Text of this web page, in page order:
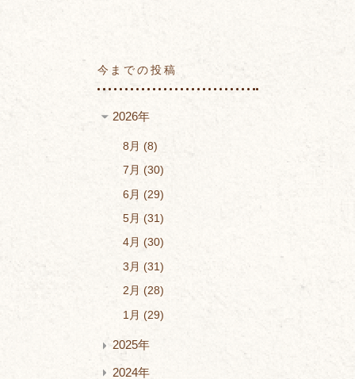
今までの投稿
2026年
8月
8
7月
30
6月
29
5月
31
4月
30
3月
31
2月
28
1月
29
2025年
2024年